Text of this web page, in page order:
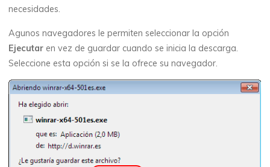
necesidades.
Agunos navegadores le permiten seleccionar la opción
Ejecutar en vez de guardar cuando se inicia la descarga.
Seleccione esta opción si se la ofrece su navegador.